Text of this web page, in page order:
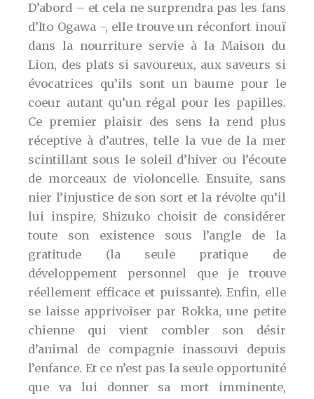
D’abord – et cela ne surprendra pas les fans
d’Ito Ogawa -, elle trouve un réconfort inouï
dans la nourriture servie à la Maison du
Lion, des plats si savoureux, aux saveurs si
évocatrices qu’ils sont un baume pour le
coeur autant qu’un régal pour les papilles.
Ce premier plaisir des sens la rend plus
réceptive à d’autres, telle la vue de la mer
scintillant sous le soleil d’hiver ou l’écoute
de morceaux de violoncelle. Ensuite, sans
nier l’injustice de son sort et la révolte qu’il
lui inspire, Shizuko choisit de considérer
toute son existence sous l’angle de la
gratitude (la seule pratique de
développement personnel que je trouve
réellement efficace et puissante). Enfin, elle
se laisse apprivoiser par Rokka, une petite
chienne qui vient combler son désir
d’animal de compagnie inassouvi depuis
l’enfance. Et ce n’est pas la seule opportunité
que va lui donner sa mort imminente,